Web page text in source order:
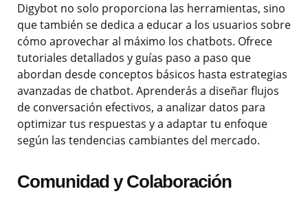
Digybot no solo proporciona las herramientas, sino
que también se dedica a educar a los usuarios sobre
cómo aprovechar al máximo los chatbots. Ofrece
tutoriales detallados y guías paso a paso que
abordan desde conceptos básicos hasta estrategias
avanzadas de chatbot. Aprenderás a diseñar flujos
de conversación efectivos, a analizar datos para
optimizar tus respuestas y a adaptar tu enfoque
según las tendencias cambiantes del mercado.
Comunidad y Colaboración